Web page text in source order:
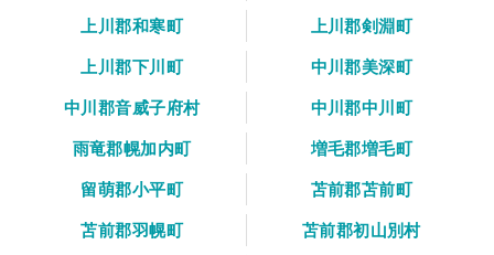
上川郡和寒町
上川郡剣淵町
上川郡下川町
中川郡美深町
中川郡音威子府村
中川郡中川町
雨竜郡幌加内町
増毛郡増毛町
留萌郡小平町
苫前郡苫前町
苫前郡羽幌町
苫前郡初山別村